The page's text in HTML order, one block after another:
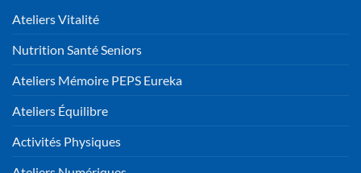
Ateliers Vitalité
Nutrition Santé Seniors
Ateliers Mémoire PEPS Eureka
Ateliers Équilibre
Activités Physiques